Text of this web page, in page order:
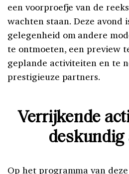
een voorproefje van de
wachten staan. Deze avond
gelegenheid om andere
te ontmoeten, een preview
geplande activiteiten en te
prestigieuze partners.
Verrijkende
deskundig
Op het programma van